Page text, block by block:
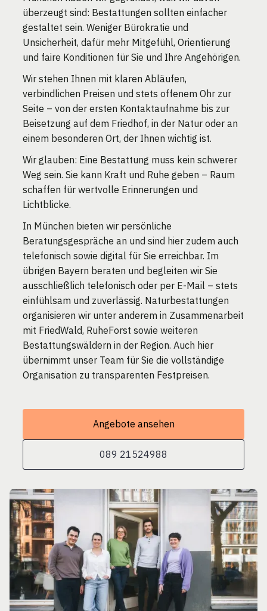
überzeugt sind: Bestattungen sollten einfacher
gestaltet sein. Weniger Bürokratie und
Unsicherheit, dafür mehr Mitgefühl, Orientierung
und faire Konditionen für Sie und Ihre Angehörigen.
Wir stehen Ihnen mit klaren Abläufen,
verbindlichen Preisen und stets offenem Ohr zur
Seite – von der ersten Kontaktaufnahme bis zur
Beisetzung auf dem Friedhof, in der Natur oder an
einem besonderen Ort, der Ihnen wichtig ist.
Wir glauben: Eine Bestattung muss kein schwerer
Weg sein. Sie kann Kraft und Ruhe geben – Raum
schaffen für wertvolle Erinnerungen und
Lichtblicke.
In München bieten wir persönliche
Beratungsgespräche an und sind hier zudem auch
telefonisch sowie digital für Sie erreichbar. Im
übrigen Bayern beraten und begleiten wir Sie
ausschließlich telefonisch oder per E-Mail – stets
einfühlsam und zuverlässig. Naturbestattungen
organisieren wir unter anderem in Zusammenarbeit
mit FriedWald, RuheForst sowie weiteren
Bestattungswäldern in der Region. Auch hier
übernimmt unser Team für Sie die vollständige
Organisation zu transparenten Festpreisen.
Angebote ansehen
089 21524988